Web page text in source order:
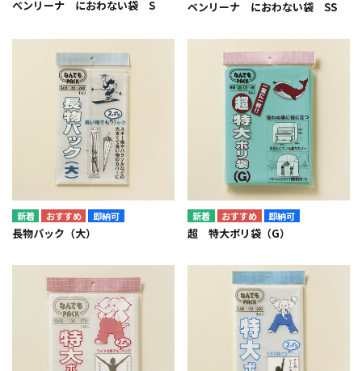
ベンリーナ におわない袋 S ベンリーナ におわない袋 SS
即納可
長物パック（大）
即納可
超 特大ポリ袋（G）